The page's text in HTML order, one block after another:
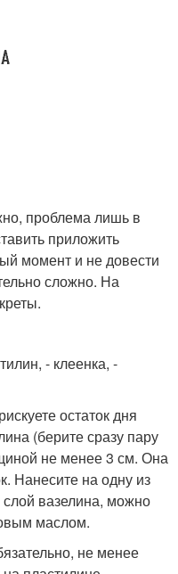
проблема лишь в
приложить
момент и не довести
сложно. На
- клеенка, -
остаток дня
(берите сразу пару
не менее 3 см. Она
Нанесите на одну из
вазелина, можно
маслом.
не менее